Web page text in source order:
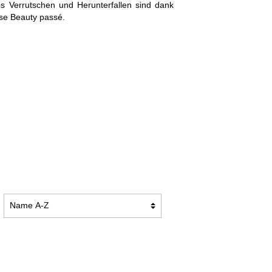
BADEMÄNTEL DUO SOFT
Verrutschen und Herunterfallen sind dank
Beauty passé.